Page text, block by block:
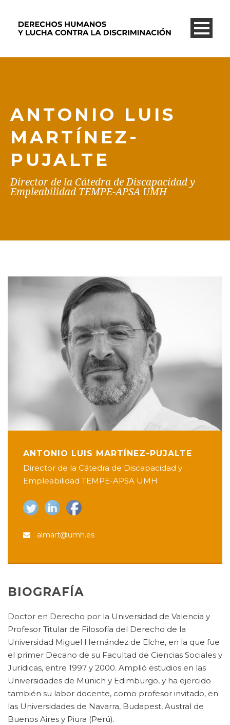
ANTONIO LUIS
MARTÍNEZ-
PUJALTE
Director de la Cátedra de Discapacidad y
Empleabilidad TEMPE-APSA UMH
ANTONIO LUIS MARTÍNEZ-PUJALTE
Director de la Cátedra de Discapacidad y
Empleabilidad TEMPE-APSA UMH
almart@umh.es
BIOGRAFÍA
Doctor en Derecho por la Universidad de Valencia y
Profesor Titular de Filosofía del Derecho de la
Universidad Miguel Hernández de Elche, en la que fue
el primer Decano de su Facultad de Ciencias Sociales y
Jurídicas, entre 1997 y 2000. Amplió estudios en las
Universidades de Múnich y Edimburgo, y ha ejercido
también su labor docente, como profesor invitado, en
las Universidades de Navarra, Budapest, Austral de
Buenos Aires y Piura (Perú).